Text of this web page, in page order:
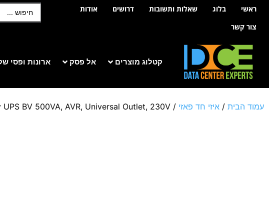
לתוכןראשי בלוג שאלות ותשובות דרושים
אודות
צור קשר
קטלוג מוצרים אל פסק ארונות ופסי
עמוד הבית / איזי חד פאזי /
UPS BV 500VA, AVR, Universal Outlet, 230V